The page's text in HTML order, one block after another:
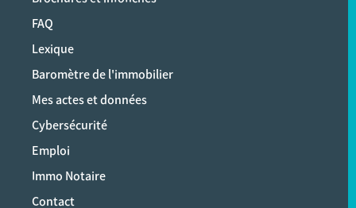
FAQ
Lexique
Baromètre de l'immobilier
Mes actes et données
Cybersécurité
Emploi
Immo Notaire
Contact